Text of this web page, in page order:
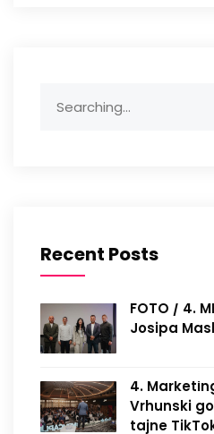
for:
Recent Posts
FOTO / 4.
Josipa
4.
Vrhunski
tajne